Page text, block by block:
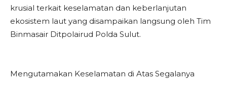
krusial terkait keselamatan dan keberlanjutan
ekosistem laut yang disampaikan langsung oleh Tim
Binmasair Ditpolairud Polda Sulut.
Mengutamakan Keselamatan di Atas Segalanya